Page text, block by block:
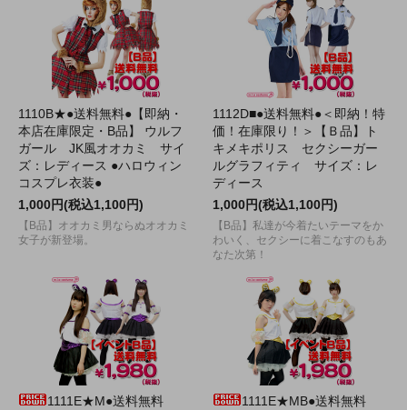
1110B★●送料無料●【即納・
本店在庫限定・B品】 ウルフ
ガール JK風オオカミ サイ
ズ：レディース ●ハロウィン
コスプレ衣装●
1,000円(税込1,100円)
【B品】オオカミ男ならぬオオカミ
女子が新登場。
1112D■●送料無料●＜即納！特
価！在庫限り！＞【Ｂ品】ト
キメキポリス セクシーガー
ルグラフィティ サイズ：レ
ディース
1,000円(税込1,100円)
【B品】私達が今着たいテーマをか
わいく、セクシーに着こなすのもあ
なた次第！
1111E★M●送料無料
1111E★MB●送料無料